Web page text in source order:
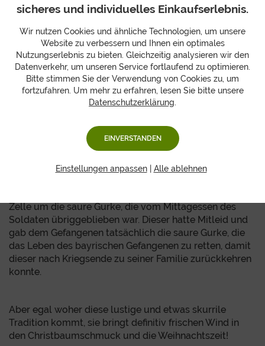
sei aus Deutschland importiert worden. In den 1880er
Jahren verkaufte der Laden Woolworth nämlich aus
Deutschland importierte Weihnachtskugeln und
Dekorationen, unter anderem auch die lustigen Gurken
und wahrscheinlich startete die Tradition auf diese
Es gibt auch die ein oder andere mysteriöse
Ursprungsgeschichte der Weihnachtsgurke, die aber
besagt das während des amerikanischen Bürgerkriegs
Zelle um die saure Gurke, die vom Mittagessen des
Soldaten übriggeblieben war. Dieser hatte Mitleid und
gab dem Gefangenen tatsächlich die saure Gurke, die
das Leben des bayrischen Gefangenen zu retten, damit
dieser nach Kriegsende zu seiner Familie zurückkehren
konnte.
Aber egal woher diese lustige und etwas skurrile
Tradition kommt, sie bringt definitiv frischen Wind in
den Christbaumschmuck und die Weihnachtszeit!
sicheres und individuelles Einkaufserlebnis.
Wir nutzen Cookies und ähnliche Technologien, um unsere
Website zu verbessern und Ihnen ein optimales
Nutzungserlebnis zu bieten. Gleichzeitig analysieren wir den
Datenverkehr, um unseren Service fortlaufend zu optimieren.
Bitte stimmen Sie der Verwendung von Cookies zu, um
fortzufahren. Um mehr zu erfahren, lesen Sie bitte unsere
Datenschutzerklärung
EINVERSTANDEN
Einstellungen anpassen| Alle ablehnen